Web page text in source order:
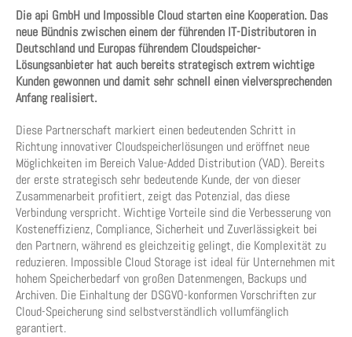
Die api GmbH und Impossible Cloud starten eine Kooperation. Das
neue Bündnis zwischen einem der führenden IT-Distributoren in
Deutschland und Europas führendem Cloudspeicher-
Lösungsanbieter hat auch bereits strategisch extrem wichtige
Kunden gewonnen und damit sehr schnell einen vielversprechenden
Anfang realisiert.
Diese Partnerschaft markiert einen bedeutenden Schritt in
Richtung innovativer Cloudspeicherlösungen und eröffnet neue
Möglichkeiten im Bereich Value-Added Distribution (VAD). Bereits
der erste strategisch sehr bedeutende Kunde, der von dieser
Zusammenarbeit profitiert, zeigt das Potenzial, das diese
Verbindung verspricht. Wichtige Vorteile sind die Verbesserung von
Kosteneffizienz, Compliance, Sicherheit und Zuverlässigkeit bei
den Partnern, während es gleichzeitig gelingt, die Komplexität zu
reduzieren. Impossible Cloud Storage ist ideal für Unternehmen mit
hohem Speicherbedarf von großen Datenmengen, Backups und
Archiven. Die Einhaltung der DSGVO-konformen Vorschriften zur
Cloud-Speicherung sind selbstverständlich vollumfänglich
garantiert.